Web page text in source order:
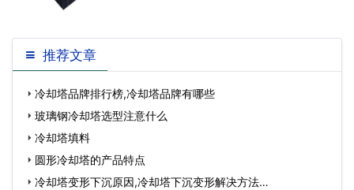
推荐文章
冷却塔品牌排行榜,冷却塔品牌有哪些
玻璃钢冷却塔选型注意什么
冷却塔填料
圆形冷却塔的产品特点
冷却塔变形下沉原因,冷却塔下沉变形解决方法…